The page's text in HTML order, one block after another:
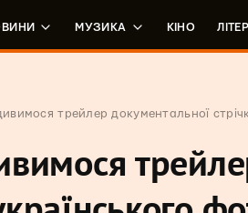
МУЗИКА КІНО
трейлер документальної